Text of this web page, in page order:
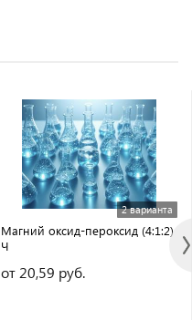
2 варианта
Магний оксид-пероксид (4:1:2)
Ч
от 20,59 руб.